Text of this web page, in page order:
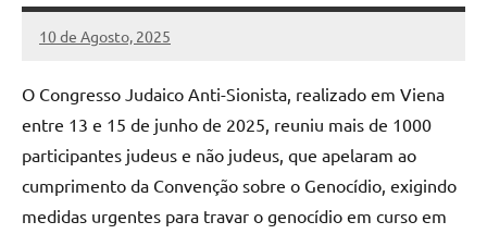
10 de Agosto, 2025
Pedro
O Congresso Judaico Anti-Sionista, realizado em Viena
entre 13 e 15 de junho de 2025, reuniu mais de 1000
participantes judeus e não judeus, que apelaram ao
cumprimento da Convenção sobre o Genocídio, exigindo
medidas urgentes para travar o genocídio em curso em